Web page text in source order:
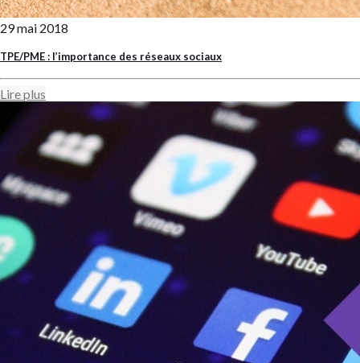
29 mai 2018
TPE/PME : l’importance des réseaux sociaux
Lire plus